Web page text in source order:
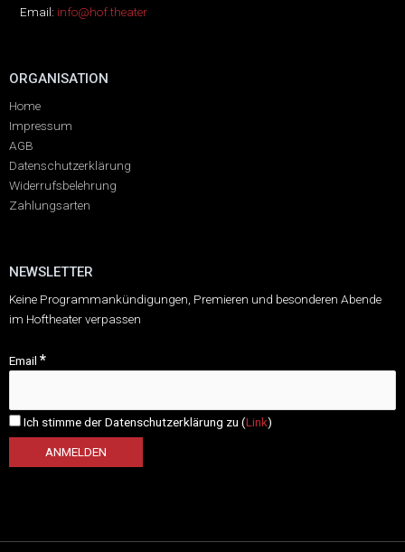
Email: info@hof.theater
ORGANISATION
Home
Impressum
AGB
Datenschutzerklärung
Widerrufsbelehrung
Zahlungsarten
NEWSLETTER
Keine Programmankündigungen, Premieren und besonderen Abende
im Hoftheater verpassen
Email *
Ich stimme der Datenschutzerklärung zu (Link)